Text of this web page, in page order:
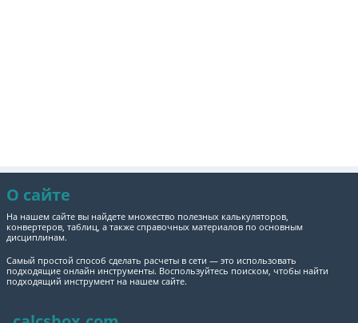
О сайте
На нашем сайте вы найдете множество полезных калькуляторов,
конвертеров, таблиц, а также справочных материалов по основным
дисциплинам.
Самый простой способ сделать расчеты в сети — это использовать
подходящие онлайн инструменты. Воспользуйтесь поиском, чтобы найти
подходящий инструмент на нашем сайте.